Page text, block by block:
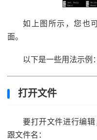
如上图所示，您也
面。
以下是一些用法示例：
打开文件
要打开文件进行编
跟文件名：